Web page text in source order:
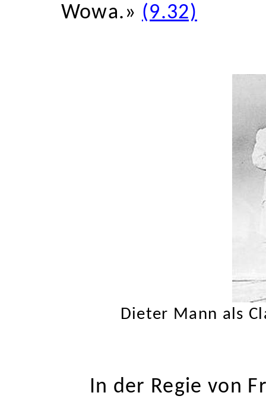
Wowa.» (9.32)
Dieter Mann als
In der Regie von